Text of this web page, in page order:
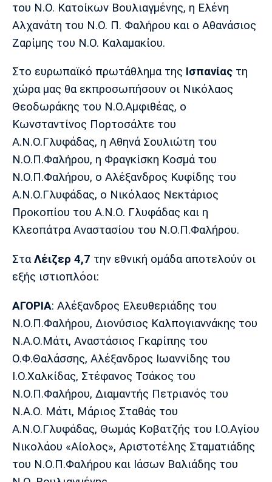
Ίντερ Μίλαν Μπάγερν
Μπορούσια
Ντόρτμουντ
Παρί Σεν
Ζερμέν
Μαρσέιγ
Μονακό
Ερυθρός
Αστέρας
Τότεναμ
Πόρτο Μπενφίκα
του Ν.Ο. Κατοίκων Βουλιαγμένης, η Ελένη
Αλχανάτη του Ν.Ο. Π. Φαλήρου και ο Αθανάσιος
Ζαρίμης του Ν.Ο. Καλαμακίου.
Στο ευρωπαϊκό πρωτάθλημα της Ισπανίας τη
χώρα μας θα εκπροσωπήσουν οι Νικόλαος
Θεοδωράκης του Ν.Ο.Αμφιθέας, ο
Κωνσταντίνος Πορτοσάλτε του
Α.Ν.Ο.Γλυφάδας, η Αθηνά Σουλιώτη του
Ν.Ο.Π.Φαλήρου, η Φραγκίσκη Κοσμά του
Ν.Ο.Π.Φαλήρου, ο Αλέξανδρος Κυφίδης του
Α.Ν.Ο.Γλυφάδας, ο Νικόλαος Νεκτάριος
Προκοπίου του Α.Ν.Ο. Γλυφάδας και η
Κλεοπάτρα Αναστασίου του Ν.Ο.Π.Φαλήρου.
ΣταΛέιζερ 4,7 την εθνική ομάδα αποτελούν οι
εξής ιστιοπλόοι:
ΑΓΟΡΙΑ: Αλέξανδρος Ελευθεριάδης του
Ν.Ο.Π.Φαλήρου, Διονύσιος Καλπογιαννάκης του
Ν.Α.Ο.Μάτι, Αναστάσιος Γκαρίπης του
Ο.Φ.Θαλάσσης, Αλέξανδρος Ιωαννίδης του
Ι.Ο.Χαλκίδας, Στέφανος Τσάκος του
Ν.Ο.Π.Φαλήρου, Διαμαντής Πετριανός του
Ν.Α.Ο. Μάτι, Μάριος Σταθάς του
Α.Ν.Ο.Γλυφάδας, Θωμάς Κοβατζής του Ι.Ο.Αγίου
Νικολάου «Αίολος», Αριστοτέλης Σταματιάδης
του Ν.Ο.Π.Φαλήρου και Ιάσων Βαλιάδης του